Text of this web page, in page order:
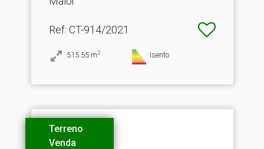
Ref: CT-914/2021
515.55 m2 Isento
Terreno
Venda